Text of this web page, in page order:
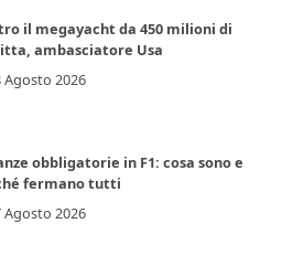
il megayacht da 450 milioni di
ambasciatore Usa
Agosto 2026
obbligatorie in F1: cosa sono e
fermano tutti
Agosto 2026